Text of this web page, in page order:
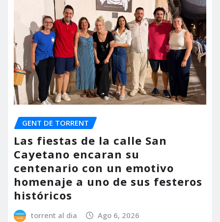
GENT DE TORRENT
Las fiestas de la calle San
Cayetano encaran su
centenario con un emotivo
homenaje a uno de sus festeros
históricos
torrent al dia Ago 6, 2026